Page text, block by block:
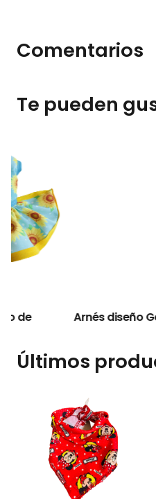
Comentarios
Te pueden
Arnés diseño Garfield
Últimos